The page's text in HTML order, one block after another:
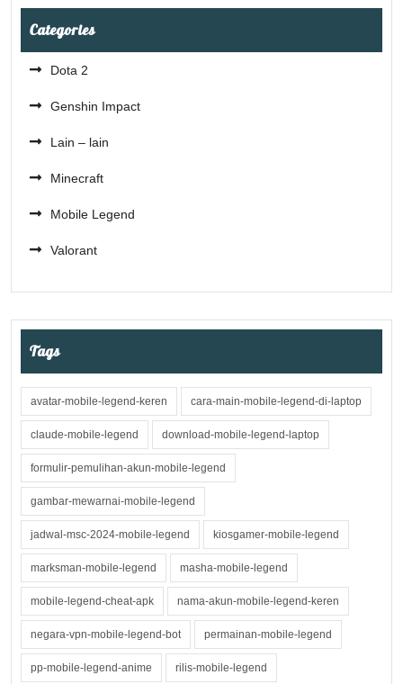
Categories
Dota 2
Genshin Impact
Lain – lain
Minecraft
Mobile Legend
Valorant
Tags
avatar-mobile-legend-keren cara-main-mobile-legend-di-laptop
claude-mobile-legend download-mobile-legend-laptop
formulir-pemulihan-akun-mobile-legend
gambar-mewarnai-mobile-legend
jadwal-msc-2024-mobile-legend kiosgamer-mobile-legend
marksman-mobile-legend masha-mobile-legend
mobile-legend-cheat-apk nama-akun-mobile-legend-keren
negara-vpn-mobile-legend-bot permainan-mobile-legend
pp-mobile-legend-anime rilis-mobile-legend